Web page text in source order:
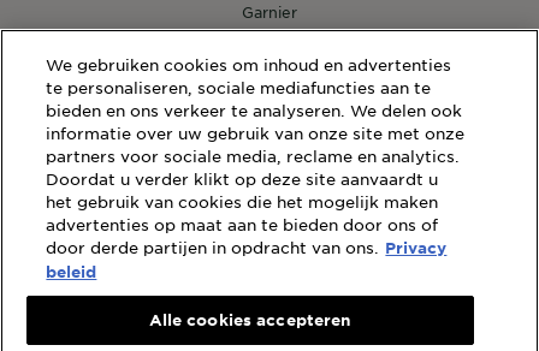
WEBSITE LINKS
Sitemap
Wettelijke Bepalingen
Privacybeleid
Algemene Voorwaarden Reviews en Recensies
Garnier
14, RUE ROYALE 75008 PARIS
[email protected]
We gebruiken cookies om inhoud en advertenties
te personaliseren, sociale mediafuncties aan te
bieden en ons verkeer te analyseren. We delen ook
informatie over uw gebruik van onze site met onze
partners voor sociale media, reclame en analytics.
Doordat u verder klikt op deze site aanvaardt u
het gebruik van cookies die het mogelijk maken
advertenties op maat aan te bieden door ons of
door derde partijen in opdracht van ons.
Privacy
beleid
Alle cookies accepteren